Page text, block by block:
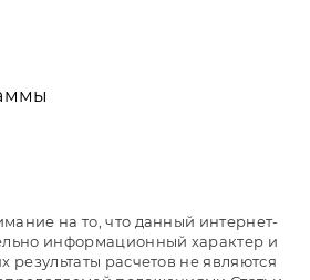
на то, что данный интернет-
информационный характер и
результаты расчетов не являются